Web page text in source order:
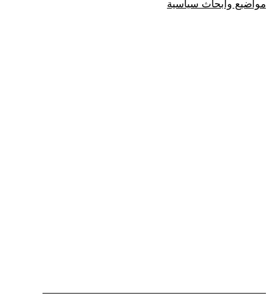
مواضيع وابحاث سياسية